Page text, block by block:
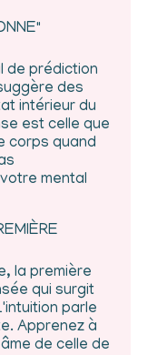
de prédiction
des
intérieur du
est celle que
corps quand
mental
la première
qui surgit
parle
Apprenez à
de celle de